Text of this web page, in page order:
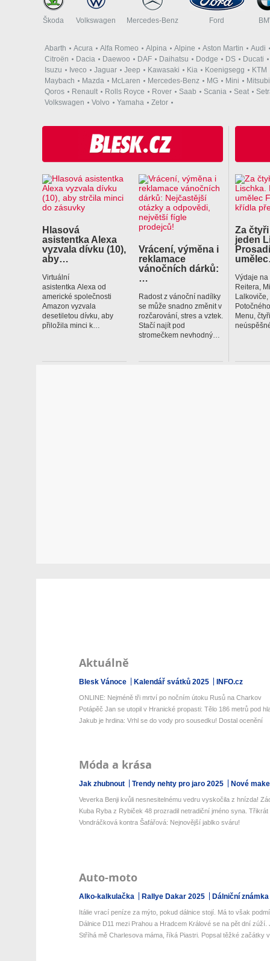
Škoda Volkswagen Mercedes-Benz Ford
Abarth Acura Alfa Romeo Alpina Alpine Aston Martin
Audi
Citroën
Dacia Daewoo DAF Daihatsu Dodge DS
Ducati
Isuzu
Iveco Jaguar Jeep Kawasaki Kia Koenigsegg
KTM
Maybach
Mazda McLaren Mercedes-Benz MG Mini
Qoros
Renault Rolls Royce Rover Saab Scania Seat
Volkswagen
Volvo Yamaha Zetor
Hlasová
asistentka Alexa
vyzvala dívku (10),
aby…
Virtuální
asistentka Alexa od
americké společnosti
Amazon vyzvala
desetiletou dívku, aby
přiložila minci k…
Vrácení, výměna i
reklamace
vánočních dárků:
…
Radost z vánoční nadílky
se může snadno změnit v
rozčarování, stres a vztek.
Stačí najít pod
stromečkem nevhodný…
Za
jeden
Výdaje na
Reitera,
Menu,
Aktuálně
Blesk Vánoce Kalendář svátků 2025 INFO.cz
ONLINE: Nejméně tři mrtví po nočním útoku Rusů na Charkov
Potápěč Jan se utopil v Hranické propasti: Tělo 186 metrů pod
Jakub je hrdina: Vrhl se do vody pro sousedku! Dostal ocenění
Móda a krása
Jak zhubnout Trendy nehty pro jaro 2025 Nové
Veverka Benji kvůli nesnesitelnému vedru vyskočila z hnízda!
Kuba Ryba z Rybiček 48 prozradil netradiční jméno syna. Třikrát
Vondráčková kontra Šafářová: Nejnovější jablko sváru!
Auto-moto
Alko-kalkulačka Rallye Dakar 2025 Dálniční
Itálie vrací peníze za mýto, pokud dálnice stojí. Má to však
Dálnice D11 mezi Prahou a Hradcem Králové se na pět dní zúží.
Stříhá mě Charlesova máma, říká Piastri. Popsal těžké začátky